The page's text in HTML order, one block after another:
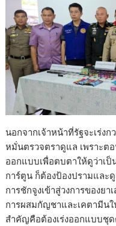
นอกจากเจ้าหน้าที่รัฐจะเร่ง
หมั่นตรวจตราดูแล เพราะ
ออกแบบเพื่อตบตาให้ดูว่าเ
การ์ตูน ก็ต้องป้องปรามและ
การชักจูงเข้าสู่วงการของย
การผสมกัญชาและเคตามีน
สำคัญคือต้องเร่งออกแบบชุ